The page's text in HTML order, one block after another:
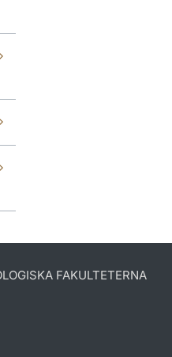
FAKULTETERNA